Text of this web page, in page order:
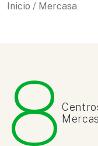
Inicio / Mercasa
8